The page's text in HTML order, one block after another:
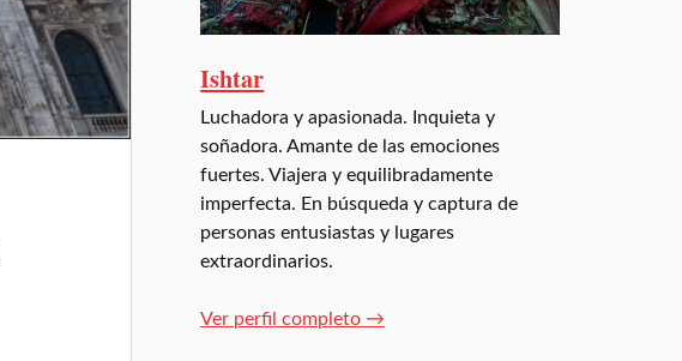
Ishtar
Luchadora y apasionada. Inquieta y
soñadora. Amante de las emociones
fuertes. Viajera y equilibradamente
imperfecta. En búsqueda y captura de
personas entusiastas y lugares
extraordinarios.
Ver perfil completo →